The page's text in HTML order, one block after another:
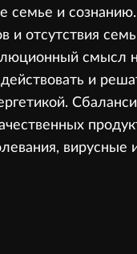
и
отсутствия
смысл
и